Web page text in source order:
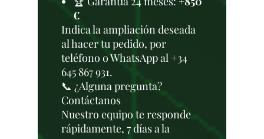
€
Indica la ampliación deseada
al hacer tu pedido, por
teléfono o WhatsApp al +34
645 867 931.
📞 ¿Alguna pregunta?
Contáctanos
Nuestro equipo te responde
rápidamente, 7 días a la